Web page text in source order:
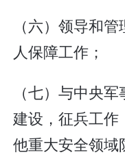
（六）领导和
人保障工作；
（七）与中央
建设，征兵工作
他重大安全领域